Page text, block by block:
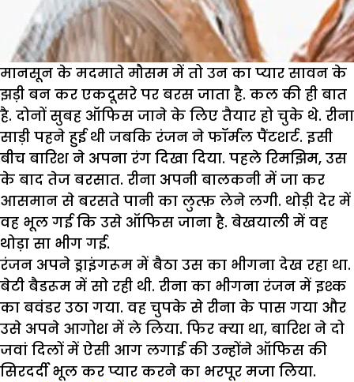
मानसून के मदमाते मौसम में तो उन का प्यार सावन के
झड़ी बन कर एकदूसरे पर बरस जाता है. कल की ही बात
है. दोनों सुबह ऑफिस जाने के लिए तैयार हो चुके थे. रीना
साड़ी पहने हुई थी जबकि रंजन ने फॉर्मल पैंटशर्ट. इसी
बीच बारिश ने अपना रंग दिखा दिया. पहले रिमझिम, उस
के बाद तेज बरसात. रीना अपनी बालकनी में जा कर
आसमान से बरसते पानी का लुत्फ़ लेने लगी. थोड़ी देर में
वह भूल गई कि उसे ऑफिस जाना है. बेखयाली में वह
थोड़ा सा भीग गई.
रंजन अपने ड्राइंगरूम में बैठा उस का भीगना देख रहा था.
बेटी बैडरूम में सो रही थी. रीना का भीगना रंजन में इश्क
का बवंडर उठा गया. वह चुपके से रीना के पास गया और
उसे अपने आगोश में ले लिया. फिर क्या था, बारिश ने दो
जवां दिलों में ऐसी आग लगाई की उन्होंने ऑफिस की
सिरदर्दी भूल कर प्यार करने का भरपूर मजा लिया.